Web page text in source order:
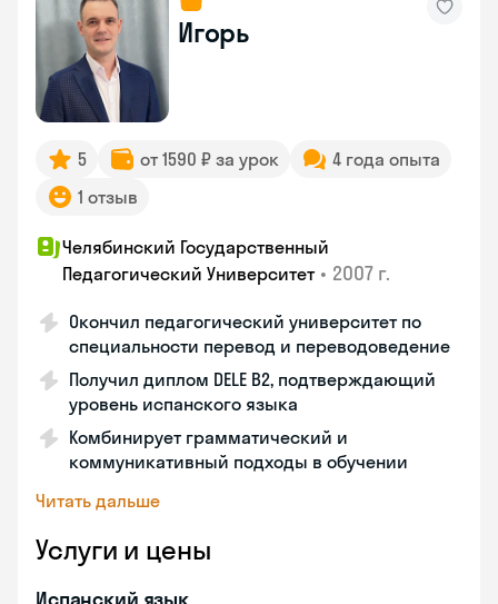
Игорь
5 от 1590 ₽ за урок
4 года опыта
1 отзыв
Челябинский Государственный
Педагогический Университет • 2007 г.
Окончил педагогический университет по
специальности перевод и переводоведение
Получил диплом DELE B2, подтверждающий
уровень испанского языка
Комбинирует грамматический и
коммуникативный подходы в обучении
Читать дальше
Услуги и цены